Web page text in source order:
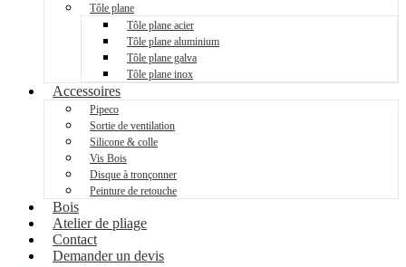
Tôle plane
Tôle plane acier
Tôle plane aluminium
Tôle plane galva
Tôle plane inox
Accessoires
Pipeco
Sortie de ventilation
Silicone & colle
Vis Bois
Disque à tronçonner
Peinture de retouche
Bois
Atelier de pliage
Contact
Demander un devis